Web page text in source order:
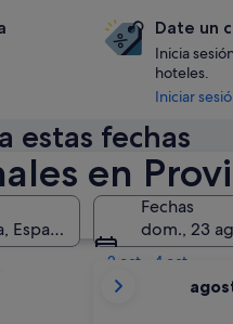
en
Fechas
dom., 23
meses
Date un
Inicia
hoteles.
Iniciar
estas fechas
En dos semanas
21 ago - 23 ago
En dos meses
2 oct - 4 oct